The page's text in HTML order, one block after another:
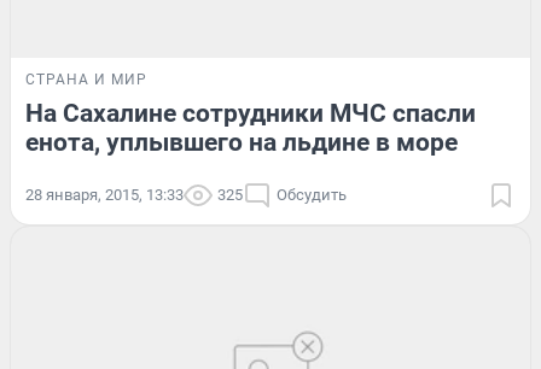
СТРАНА И МИР
На Сахалине сотрудники МЧС спасли
енота, уплывшего на льдине в море
28 января, 2015, 13:33 325 Обсудить